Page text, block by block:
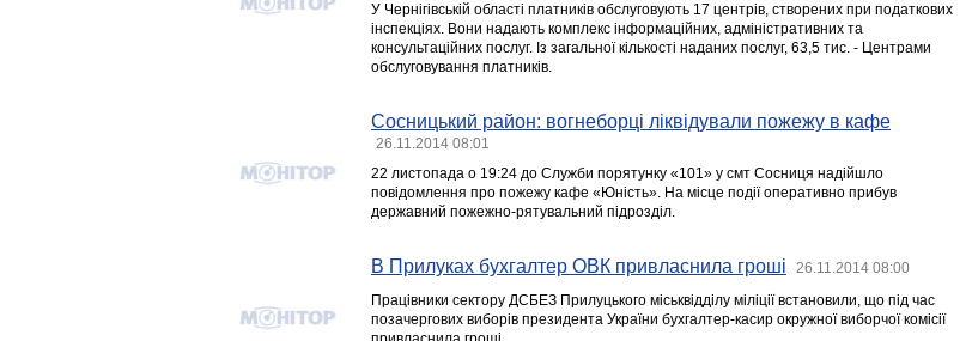
У Чернігівській області платників обслуговують 17 центрів, створених при податкових
інспекціях. Вони надають комплекс інформаційних, адміністративних та
консультаційних послуг. Із загальної кількості наданих послуг, 63,5 тис. - Центрами
обслуговування платників.
Сосницький район: вогнеборці ліквідували пожежу в кафе
26.11.2014 08:01
22 листопада о 19:24 до Служби порятунку «101» у смт Сосниця надійшло
повідомлення про пожежу кафе «Юність». На місце події оперативно прибув
державний пожежно-рятувальний підрозділ.
В Прилуках бухгалтер ОВК привласнила гроші 26.11.2014 08:00
Працівники сектору ДСБЕЗ Прилуцького міськвідділу міліції встановили, що під час
позачергових виборів президента України бухгалтер-касир окружної виборчої комісії